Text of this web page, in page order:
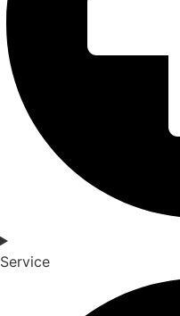
Service